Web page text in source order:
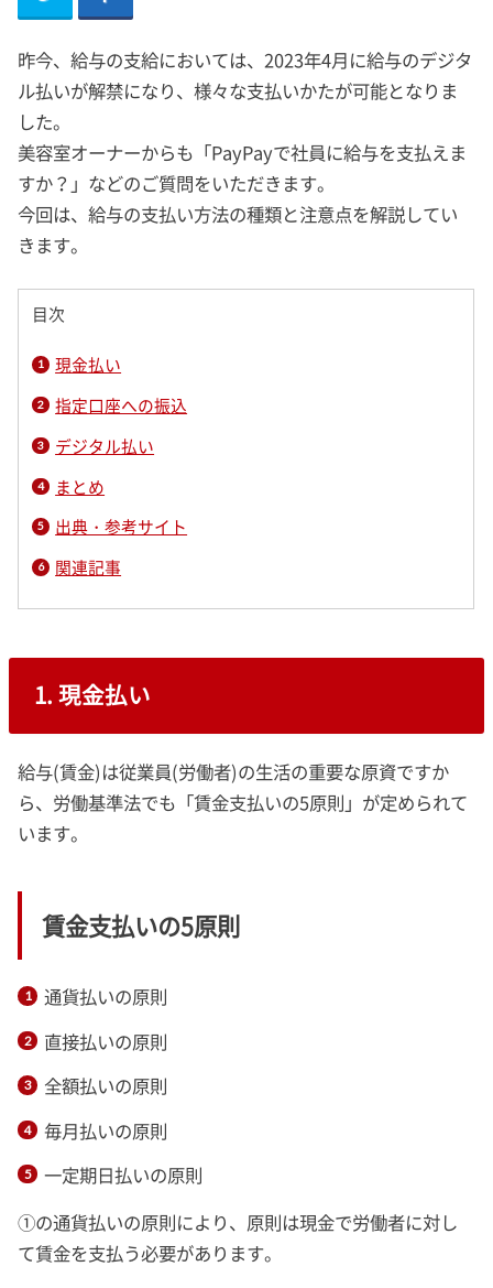
昨今、給与の支給においては、2023年4月に給与のデジタ
ル払いが解禁になり、様々な支払いかたが可能となりま
した。
美容室オーナーからも「PayPayで社員に給与を支払えま
すか？」などのご質問をいただきます。
今回は、給与の支払い方法の種類と注意点を解説してい
きます。
目次
現金払い
指定口座への振込
デジタル払い
まとめ
出典・参考サイト
関連記事
1. 現金払い
給与(賃金)は従業員(労働者)の生活の重要な原資ですか
ら、労働基準法でも「賃金支払いの5原則」が定められて
います。
賃金支払いの5原則
通貨払いの原則
直接払いの原則
全額払いの原則
毎月払いの原則
一定期日払いの原則
①の通貨払いの原則により、原則は現金で労働者に対し
て賃金を支払う必要があります。